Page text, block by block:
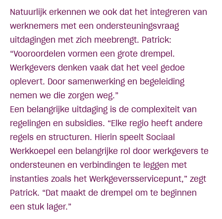
Natuurlijk erkennen we ook dat het integreren van
werknemers met een ondersteuningsvraag
uitdagingen met zich meebrengt. Patrick:
“Vooroordelen vormen een grote drempel.
Werkgevers denken vaak dat het veel gedoe
oplevert. Door samenwerking en begeleiding
nemen we die zorgen weg.”
Een belangrijke uitdaging is de complexiteit van
regelingen en subsidies. “Elke regio heeft andere
regels en structuren. Hierin speelt Sociaal
Werkkoepel een belangrijke rol door werkgevers te
ondersteunen en verbindingen te leggen met
instanties zoals het Werkgeversservicepunt,” zegt
Patrick. “Dat maakt de drempel om te beginnen
een stuk lager.”